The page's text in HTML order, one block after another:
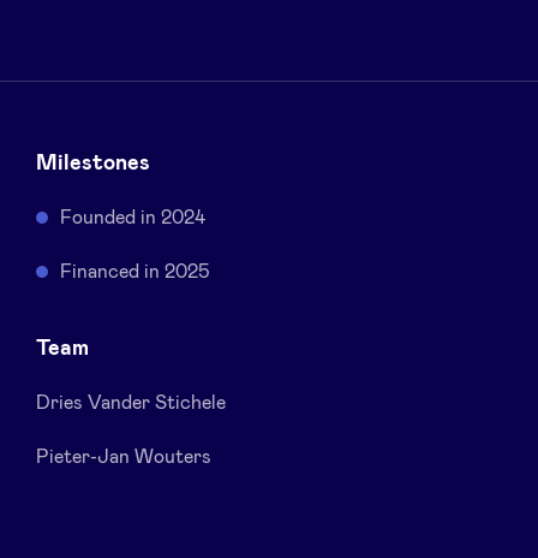
Privacy Policy
BeAngels x PMV
My Portofolio
Milestones
Founded in 2024
Financed in 2025
Team
Dries Vander Stichele
Pieter-Jan Wouters